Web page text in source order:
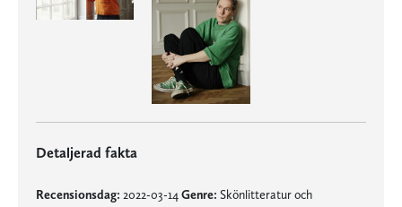
Detaljerad fakta
Recensionsdag: 2022-03-14 Genre: Skönlitteratur och